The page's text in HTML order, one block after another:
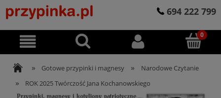
694 222 799
» Gotowe przypinki i magnesy » Narodowe Czytanie
» ROK 2025 Twórczość Jana Kochanowskiego